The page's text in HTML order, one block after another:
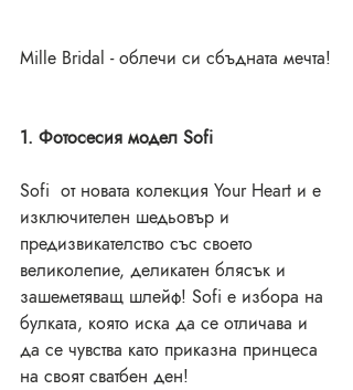
Mille Bridal - облечи си сбъдната мечта!
1. Фотосесия модел Sofi
Sofi  от новата колекция Your Heart и e
изключителен шедьовър и
предизвикателство със своето
великолепие, деликатен блясък и
зашеметяващ шлейф! Sofi е избора на
булката, която иска да се отличава и
да се чувства като приказна принцеса
на своят сватбен ден!